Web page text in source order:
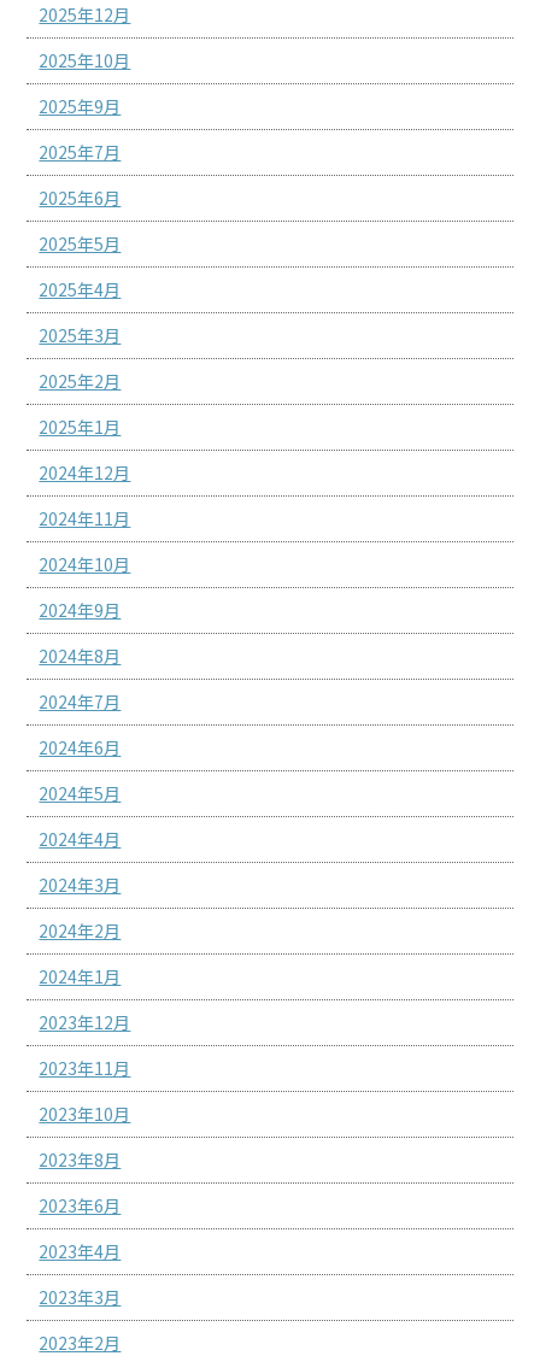
2025年12月
2025年10月
2025年9月
2025年7月
2025年6月
2025年5月
2025年4月
2025年3月
2025年2月
2025年1月
2024年12月
2024年11月
2024年10月
2024年9月
2024年8月
2024年7月
2024年6月
2024年5月
2024年4月
2024年3月
2024年2月
2024年1月
2023年12月
2023年11月
2023年10月
2023年8月
2023年6月
2023年4月
2023年3月
2023年2月